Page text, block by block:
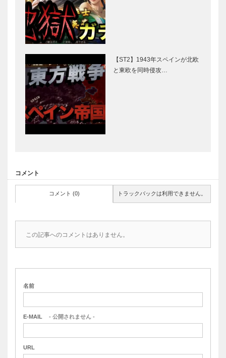
【ST2】1943年スペインが北欧
と東欧を同時侵攻…
コメント
コメント (0) トラックバックは利用できません。
この記事へのコメントはありません。
名前
E-MAIL - 公開されません -
URL